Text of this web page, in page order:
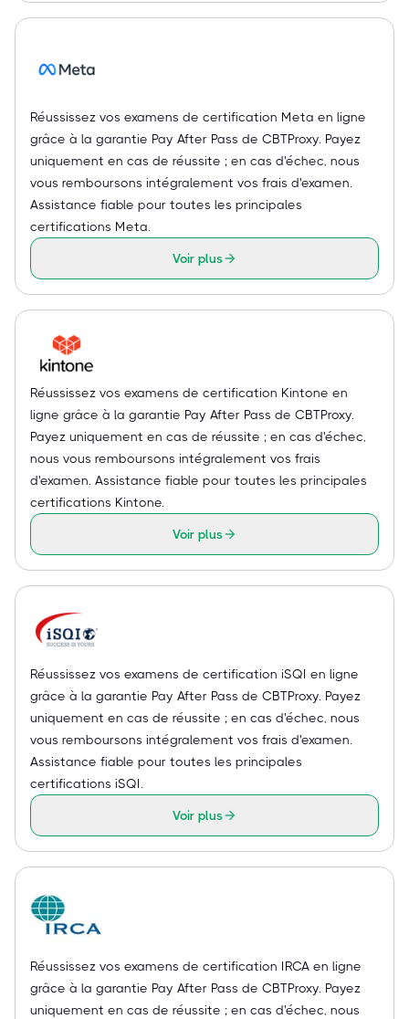
Réussissez vos examens de certification Meta en ligne
grâce à la garantie Pay After Pass de CBTProxy. Payez
uniquement en cas de réussite ; en cas d'échec, nous
vous remboursons intégralement vos frais d'examen.
Assistance fiable pour toutes les principales
certifications Meta.
Voir plus
Réussissez vos examens de certification Kintone en
ligne grâce à la garantie Pay After Pass de CBTProxy.
Payez uniquement en cas de réussite ; en cas d'échec,
nous vous remboursons intégralement vos frais
d'examen. Assistance fiable pour toutes les principales
certifications Kintone.
Voir plus
Réussissez vos examens de certification iSQI en ligne
grâce à la garantie Pay After Pass de CBTProxy. Payez
uniquement en cas de réussite ; en cas d'échec, nous
vous remboursons intégralement vos frais d'examen.
Assistance fiable pour toutes les principales
certifications iSQI.
Voir plus
Réussissez vos examens de certification IRCA en ligne
grâce à la garantie Pay After Pass de CBTProxy. Payez
uniquement en cas de réussite ; en cas d'échec, nous